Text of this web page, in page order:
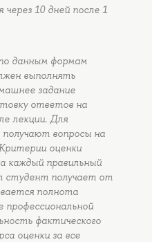
10 дней после 1
данным формам
выполнять
задание
ответов на
лекции. Для
вопросы на
оценки
каждый правильный
студент получает от
полнота
профессиональной
фактического
оценки за все